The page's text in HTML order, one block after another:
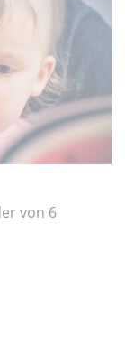
von 6